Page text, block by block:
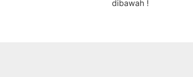
dibawah !